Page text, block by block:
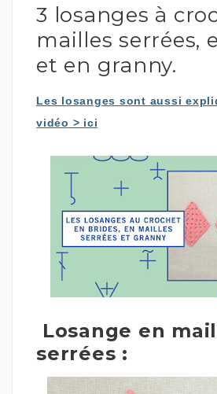
3 losanges à
mailles serrées,
et en granny.
Les losanges sont aussi
vidéo > ici
Losange en
serrées :